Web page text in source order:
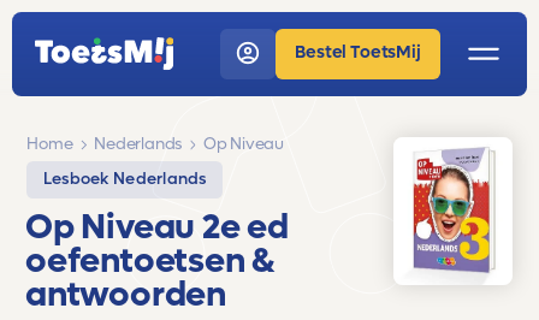
Bestel ToetsMij
Home Nederlands
Op Niveau
Lesboek Nederlands
Op Niveau 2e ed
oefentoetsen &
antwoorden